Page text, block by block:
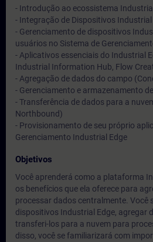
- Introdução ao ecossistema
- Integração de Dispositivos Industrial
- Gerenciamento de dispositivos
usuários no Sistema de
- Aplicativos essenciais do Industrial
Industrial Information Hub, Flow
- Agregação de dados do campo
- Gerenciamento e armazenamento
- Transferência de dados para a
Northbound)
- Provisionamento de seu próprio
Gerenciamento Industrial Edge
Objetivos
Você aprenderá como a plataforma
os benefícios que ela oferece para
processar dados centralmente. Você
dispositivos Industrial Edge, agregar
transferi-los para a nuvem para
disso, você se familiarizará com